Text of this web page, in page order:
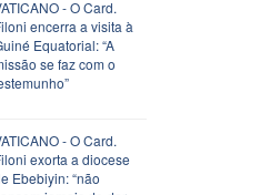
- O Card.
encerra a visita à
Equatorial: “A
se faz com o
- O Card.
exorta a diocese
Ebebiyin: “não